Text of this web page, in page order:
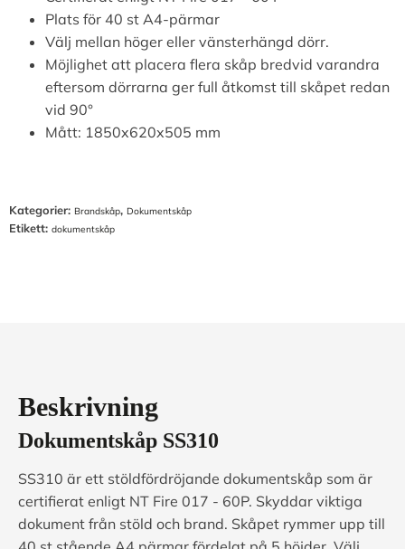
Plats för 40 st A4-pärmar
Välj mellan höger eller vänsterhängd dörr.
Möjlighet att placera flera skåp bredvid varandra
eftersom dörrarna ger full åtkomst till skåpet redan
vid 90°
Mått: 1850x620x505 mm
Kategorier: Brandskåp, Dokumentskåp
Etikett: dokumentskåp
Beskrivning
Dokumentskåp SS310
SS310 är ett stöldfördröjande dokumentskåp som är
certifierat enligt NT Fire 017 - 60P. Skyddar viktiga
dokument från stöld och brand. Skåpet rymmer upp till